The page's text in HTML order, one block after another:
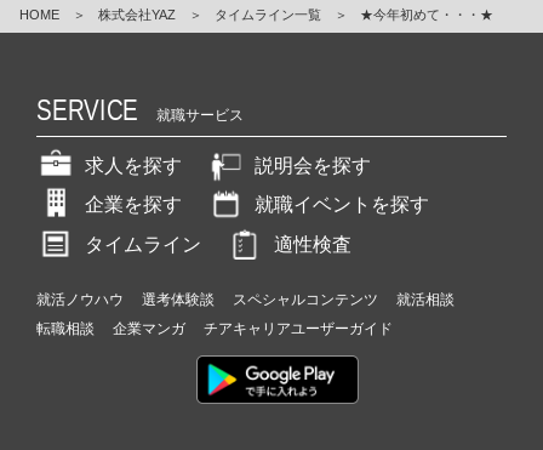
HOME ＞ 株式会社YAZ ＞ タイムライン一覧 ＞ ★今年初めて・・・★
SERVICE 就職サービス
求人を探す
説明会を探す
企業を探す
就職イベントを探す
タイムライン
適性検査
就活ノウハウ 選考体験談 スペシャルコンテンツ
就活相談
転職相談
企業マンガ チアキャリアユーザーガイド